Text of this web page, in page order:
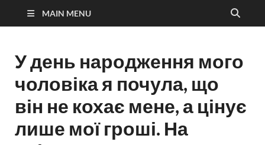
MAIN MENU
У день народження мого
чоловіка я почула, що
він не кохає мене, а цінує
лише мої гроші. На